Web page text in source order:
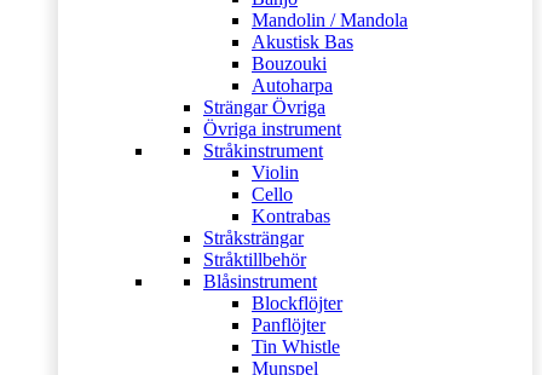
Mandolin / Mandola
Akustisk Bas
Bouzouki
Autoharpa
Strängar Övriga
Övriga instrument
Stråkinstrument
Violin
Cello
Kontrabas
Stråksträngar
Stråktillbehör
Blåsinstrument
Blockflöjter
Panflöjter
Tin Whistle
Munspel